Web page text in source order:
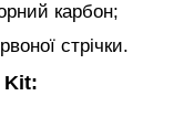
карбон;
стрічки.
Kit: